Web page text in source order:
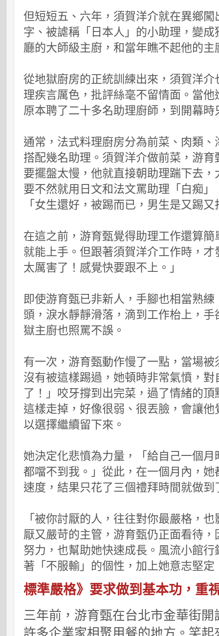
但短短五、六年，須賀洋介就在異鄉
字、被謔稱「日本人」的小助理，變
廳的大師級主廚，和當年瞧不起他的主
從地獄廚房的正統訓練出來，須賀洋
理疾言厲色，批評絲毫不留情面。當
原本聘了二十多名助理廚師，到開幕
通常，法式料理廚房分為前菜、肉類
搭配幾名助理。須賀洋介做前菜，游
要擺盤太慢，他就直接朝助理踹下去，
要不然就用日文和法文罵助理「白痴
「女生還好，被踢而已，男生是又踢又
在這之前，游育甄覺得助理工作還算
就能上手。但跟著須賀洋介工作時，
太厲害了！感覺快要跟不上。」
即使游育甄已非新人，手腳也相當熟
頭，淚水靜靜滑落，滴到工作枱上，
獄主廚也照罵不誤。
有一次，游育甄動作慢了一點，當場
沒有被這樣踢過，她頓時非常氣憤，
了！」咬牙撐到出完菜，過了情緒的
這樣走掉，好像很弱、很丟臉，會讓
以選擇繼續留下來。
她決定化悲憤為力量，「給自己一個
都噹不到我。」從此，在一個月內，
速度，結果只花了三個禮拜時間就做到
「被你討厭的人，往往對你最嚴格，
厭又嚴苛的主管，游育甄仍正面看待
努力，也幫助她快速成長。風流小館
著「不服輸」的個性，加上她意志堅
標準嚴格》要求做到基本功，重
三年前，游育甄在台北市金華街
許多企業家相聚用餐的地方。笑